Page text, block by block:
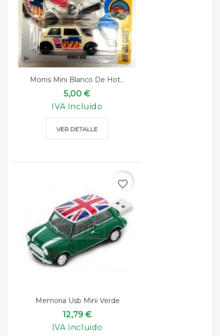
Morris Mini Blanco De Hot...
5,00 €
IVA Incluido
VER DETALLE
Memoria Usb Mini Verde
12,79 €
IVA Incluido
favorite_border